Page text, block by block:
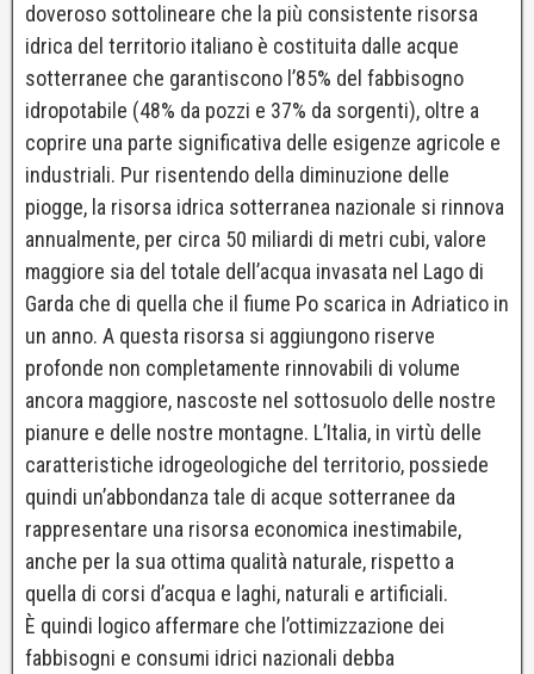
doveroso sottolineare che la più consistente risorsa
idrica del territorio italiano è costituita dalle acque
sotterranee che garantiscono l’85% del fabbisogno
idropotabile (48% da pozzi e 37% da sorgenti), oltre a
coprire una parte significativa delle esigenze agricole e
industriali. Pur risentendo della diminuzione delle
piogge, la risorsa idrica sotterranea nazionale si rinnova
annualmente, per circa 50 miliardi di metri cubi, valore
maggiore sia del totale dell’acqua invasata nel Lago di
Garda che di quella che il fiume Po scarica in Adriatico in
un anno. A questa risorsa si aggiungono riserve
profonde non completamente rinnovabili di volume
ancora maggiore, nascoste nel sottosuolo delle nostre
pianure e delle nostre montagne. L’Italia, in virtù delle
caratteristiche idrogeologiche del territorio, possiede
quindi un’abbondanza tale di acque sotterranee da
rappresentare una risorsa economica inestimabile,
anche per la sua ottima qualità naturale, rispetto a
quella di corsi d’acqua e laghi, naturali e artificiali.
È quindi logico affermare che l’ottimizzazione dei
fabbisogni e consumi idrici nazionali debba